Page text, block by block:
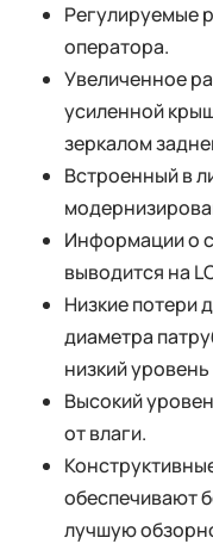
Регулируемые
оператора.
Увеличенное
усиленной
зеркалом
Встроенный в
Информации о
выводится на
Низкие потери
диаметра
низкий
Высокий
от влаги.
обеспечивают
лучшую